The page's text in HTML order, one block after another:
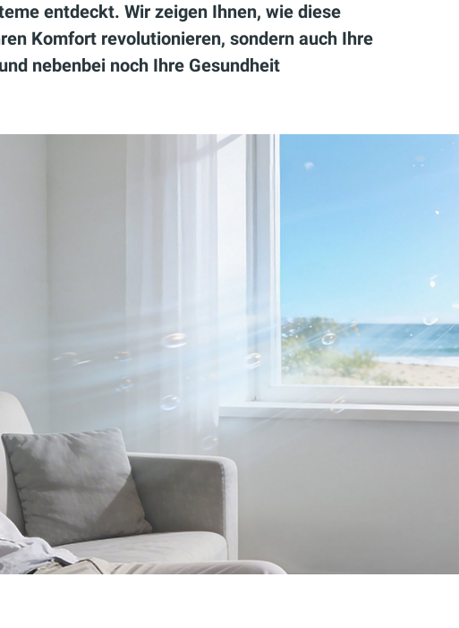
entdeckt. Wir zeigen Ihnen, wie diese
Komfort revolutionieren, sondern auch Ihre
nebenbei noch Ihre Gesundheit